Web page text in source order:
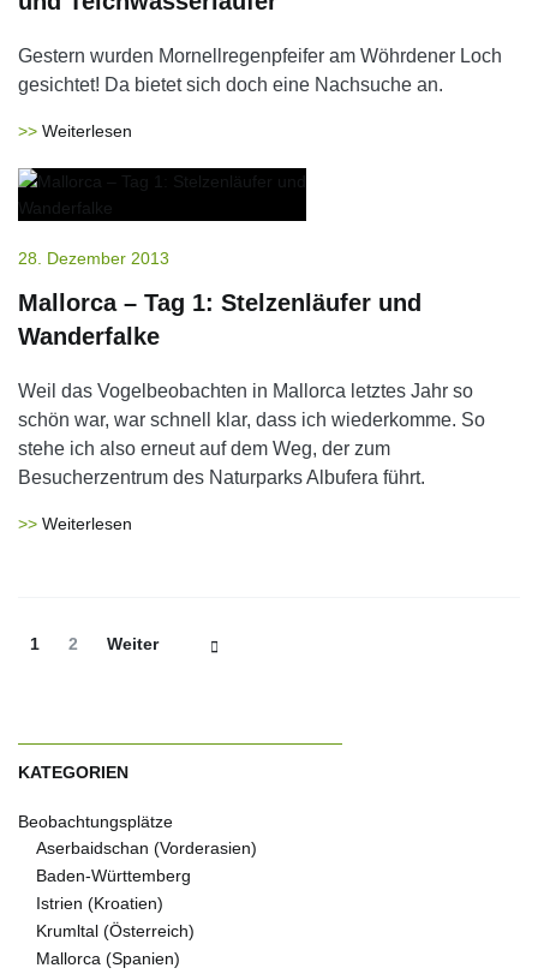
Gestern wurden Mornellregenpfeifer am Wöhrdener Loch
gesichtet! Da bietet sich doch eine Nachsuche an.
Weiterlesen
28. Dezember 2013
Mallorca – Tag 1: Stelzenläufer und
Wanderfalke
Weil das Vogelbeobachten in Mallorca letztes Jahr so
schön war, war schnell klar, dass ich wiederkomme. So
stehe ich also erneut auf dem Weg, der zum
Besucherzentrum des Naturparks Albufera führt.
Weiterlesen
Beitrags-
Seite
1 Seite
2 Weiter
KATEGORIEN
Beobachtungsplätze
Aserbaidschan (Vorderasien)
Baden-Württemberg
Istrien (Kroatien)
Krumltal (Österreich)
Mallorca (Spanien)